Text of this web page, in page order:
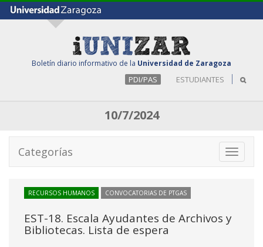
Boletín diario informativo de la Universidad de Zaragoza
PDI/PAS ESTUDIANTES
10/7/2024
Toggle
Categorías
RECURSOS HUMANOS CONVOCATORIAS DE PTGAS
EST-18. Escala Ayudantes de Archivos y
Bibliotecas. Lista de espera